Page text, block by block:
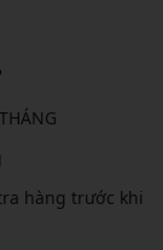
hàng trước khi